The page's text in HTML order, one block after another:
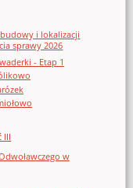
i lokalizacji
sprawy 2026
- Etap 1
III
w